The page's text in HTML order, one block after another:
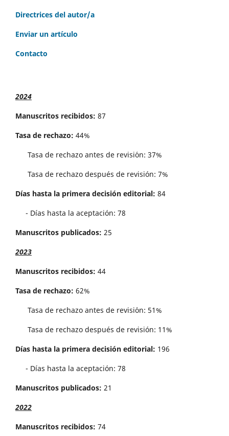
Directrices del autor/a
Enviar un artículo
Contacto
2024
Manuscritos recibidos: 87
Tasa de rechazo: 44%
Tasa de rechazo antes de revisi´on: 37%
Tasa de rechazo después de revisión: 7%
Días hasta la primera decisión editorial: 84
- Días hasta la aceptación: 78
Manuscritos publicados: 25
2023
Manuscritos recibidos: 44
Tasa de rechazo: 62%
Tasa de rechazo antes de revisi´on: 51%
Tasa de rechazo después de revisión: 11%
Días hasta la primera decisión editorial: 196
- Días hasta la aceptación: 78
Manuscritos publicados: 21
2022
Manuscritos recibidos: 74